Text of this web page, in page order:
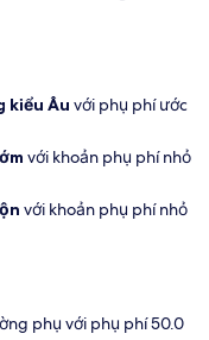
kiểu Âu với phụ phí ước
với khoản phụ phí nhỏ
với khoản phụ phí nhỏ
phụ với phụ phí 50.0